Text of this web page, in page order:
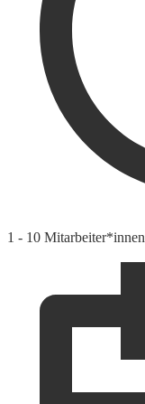
1 - 10 Mitarbeiter*innen